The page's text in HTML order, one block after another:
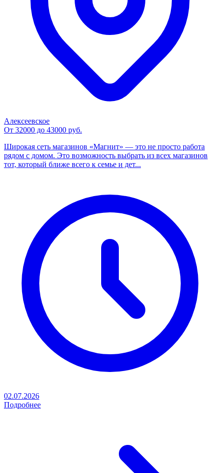
Алексеевское
От 32000 до 43000 руб.
Широкая сеть магазинов «Магнит» — это не просто работа
рядом с домом. Это возможность выбрать из всех магазинов
тот, который ближе всего к семье и дет...
02.07.2026
Подробнее